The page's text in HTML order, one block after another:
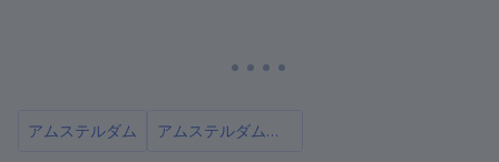
アムステルダム アムステルダム・飾り窓地区ツアー